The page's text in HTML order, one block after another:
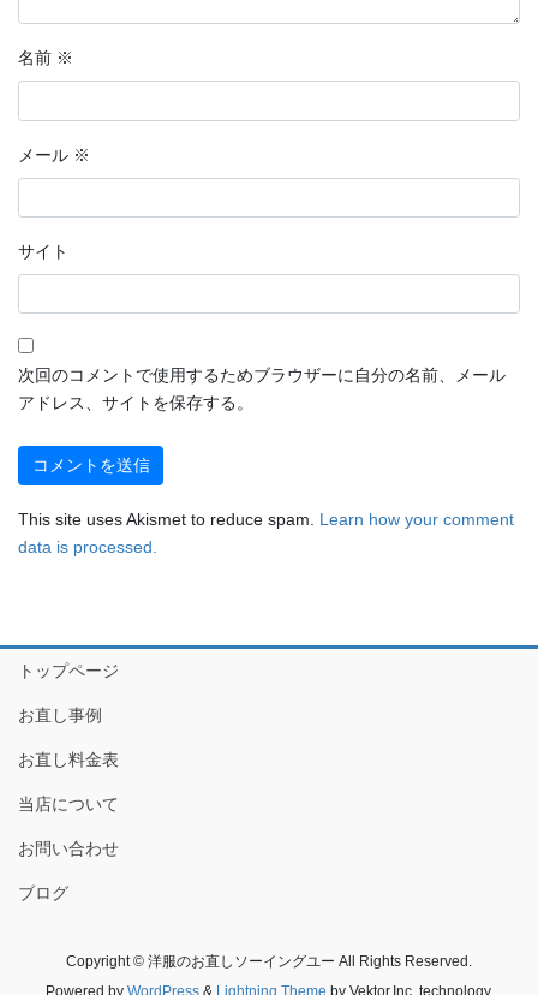
名前 ※
メール ※
サイト
次回のコメントで使用するためブラウザーに自分の名前、メール
アドレス、サイトを保存する。
This site uses Akismet to reduce spam. Learn how your comment
data is processed.
トップページ
お直し事例
お直し料金表
当店について
お問い合わせ
ブログ
Copyright © 洋服のお直しソーイングユー All Rights Reserved.